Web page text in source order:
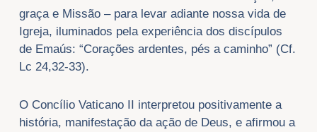
graça e Missão – para levar adiante nossa vida de
Igreja, iluminados pela experiência dos discípulos
de Emaús: “Corações ardentes, pés a caminho” (Cf.
Lc 24,32-33).
O Concílio Vaticano II interpretou positivamente a
história, manifestação da ação de Deus, e afirmou a